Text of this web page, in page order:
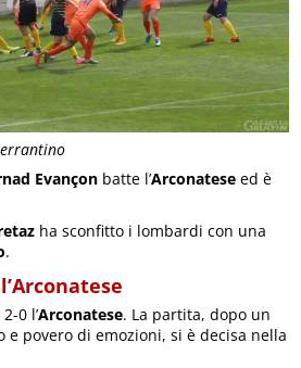
Evançon batte l’Arconatese ed è
ha sconfitto i lombardi con una
.
0 l’Arconatese. La partita, dopo un
povero di emozioni, si è decisa nella